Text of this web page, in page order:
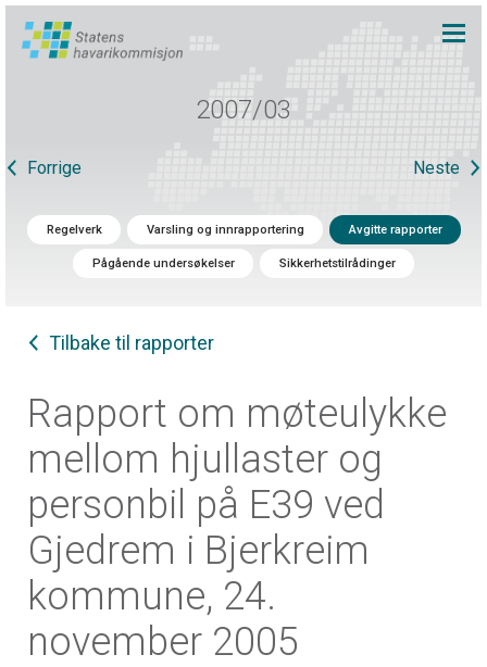
2007/03
Forrige Neste
Regelverk Varsling og innrapportering Avgitte rapporter
Pågående undersøkelser Sikkerhetstilrådinger
Tilbake til rapporter
Rapport om møteulykke
mellom hjullaster og
personbil på E39 ved
Gjedrem i Bjerkreim
kommune, 24.
november 2005